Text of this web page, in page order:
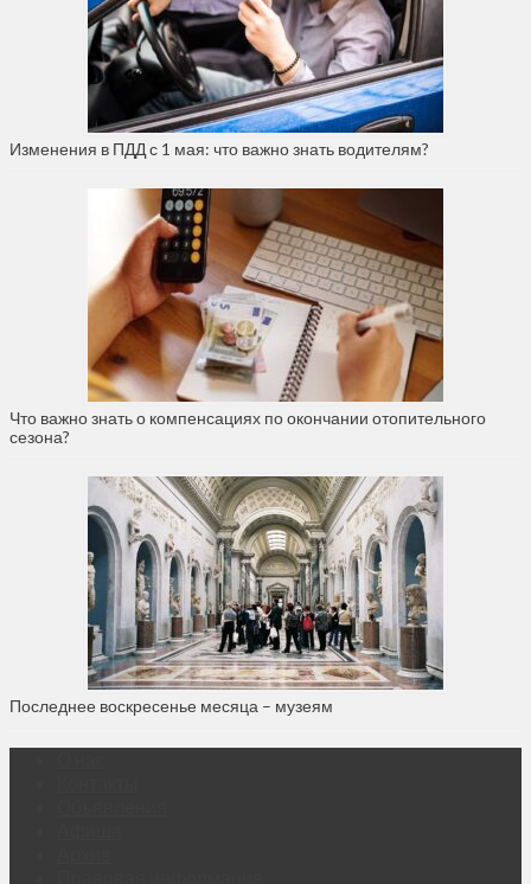
Изменения в ПДД с 1 мая: что важно знать водителям?
Что важно знать о компенсациях по окончании отопительного
сезона?
Последнее воскресенье месяца – музеям